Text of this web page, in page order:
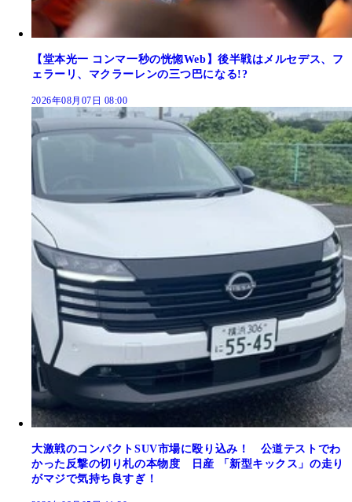
【堂本光一 コンマ一秒の恍惚Web】後半戦はメルセデス、フ
ェラーリ、マクラーレンの三つ巴になる!?
2026年08月07日 08:00
大激戦のコンパクトSUV市場に殴り込み！ 公道テストでわ
かった反撃の切り札の本物度 日産 「新型キックス」の走り
がマジで気持ち良すぎ！